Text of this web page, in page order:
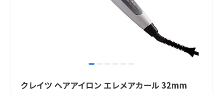
item
1
クレイツ ヘアアイロン エレメアカール 32mm